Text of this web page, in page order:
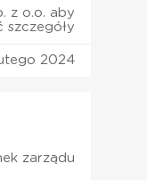
z o.o. aby
szczegóły
2024
zarządu